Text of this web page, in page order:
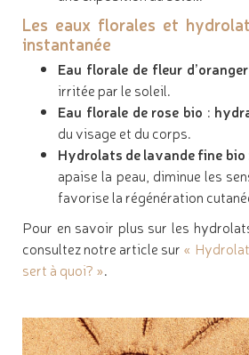
Les eaux florales et
instantanée
Eau florale de fleur
irritée par le soleil.
Eau florale de rose bio :
du visage et du corps.
Hydrolats de lavande fine bio
apaise la peau, diminue les
favorise la régénération
Pour en savoir plus sur les
consultez notre article sur «
sert à quoi? ».